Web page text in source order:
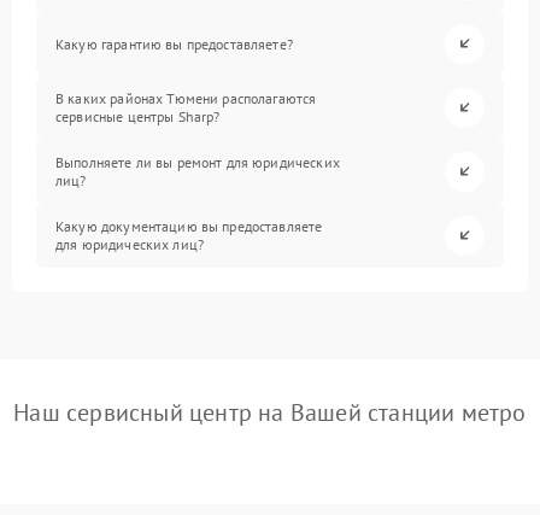
Какую гарантию вы предоставляете?
В каких районах Тюмени располагаются
сервисные центры Sharp?
Выполняете ли вы ремонт для юридических
лиц?
Какую документацию вы предоставляете
для юридических лиц?
Наш сервисный центр на Вашей станции метро